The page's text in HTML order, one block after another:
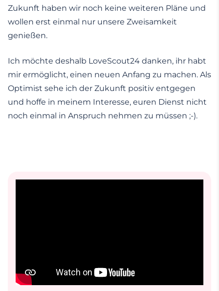
Zukunft haben wir noch keine weiteren Pläne und
wollen erst einmal nur unsere Zweisamkeit
genießen.
Ich möchte deshalb LoveScout24 danken, ihr habt
mir ermöglicht, einen neuen Anfang zu machen. Als
Optimist sehe ich der Zukunft positiv entgegen
und hoffe in meinem Interesse, euren Dienst nicht
noch einmal in Anspruch nehmen zu müssen ;-).